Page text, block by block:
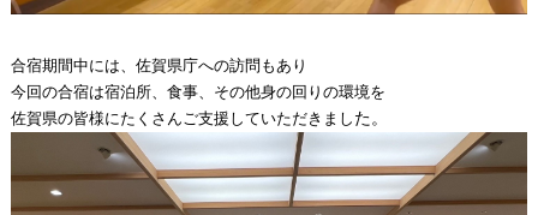
合宿期間中には、佐賀県庁への訪問もあり
今回の合宿は宿泊所、食事、その他身の回りの環境を
佐賀県の皆様にたくさんご支援していただきまし た。